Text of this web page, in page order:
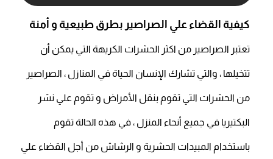
كيفية القضاء علي الصراصير بطرق طبيعية و أمنة
تعتبر الصراصير من اكثر الحشرات الكريهة التي يمكن أن
تتخيلها ، والتي تشارك الإنسان الحياة في المنازل ، الصراصير
من الحشرات التي تقوم بنقل الأمراض و تقوم علي نشر
البكتيريا في جميع أنحاء المنزل ، في هذه الحالة تقوم
باستخدام المبيدات الحشرية و الرشاش من أجل القضاء علي